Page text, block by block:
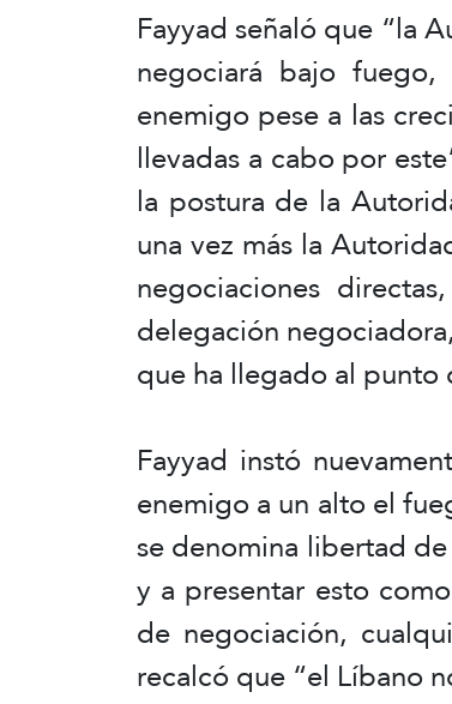
Fayyad señaló que “la
negociará bajo
enemigo pese a las
llevadas a cabo por
la postura de la
una vez más la
negociaciones
delegación
que ha llegado al punto
Fayyad instó
enemigo a un alto el
se denomina libertad
y a presentar esto
de negociación,
recalcó que “el Líbano